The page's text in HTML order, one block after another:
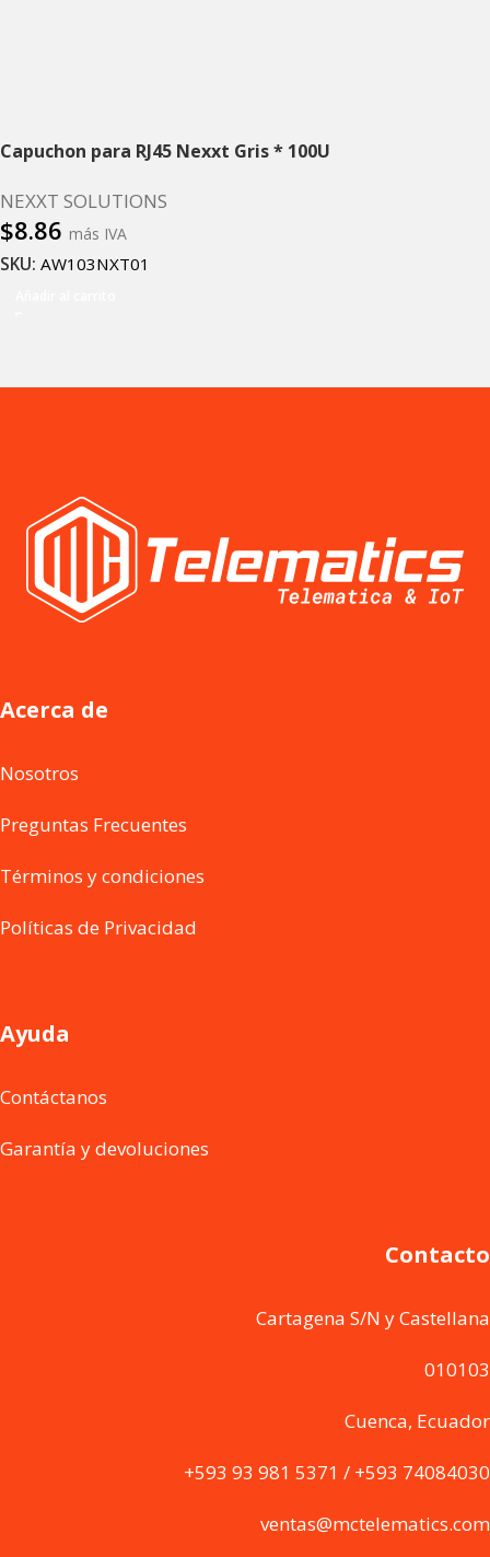
Capuchon para RJ45 Nexxt Gris * 100U
NEXXT SOLUTIONS
$8.86 más IVA
SKU: AW103NXT01
Acerca de
Nosotros
Preguntas Frecuentes
Términos y condiciones
Políticas de Privacidad
Ayuda
Contáctanos
Garantía y devoluciones
Contacto
Cartagena S/N y Castellana
010103
Cuenca, Ecuador
+593 93 981 5371 / +593 74084030
ventas@mctelematics.com